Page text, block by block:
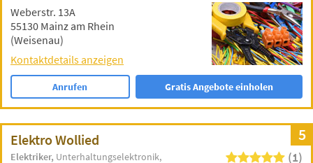
Weberstr. 13A
55130 Mainz am Rhein
(Weisenau)
Kontaktdetails anzeigen
Anrufen Gratis Angebote einholen
5
Elektro Wollied
Elektriker Unterhaltungselektronik
(1)